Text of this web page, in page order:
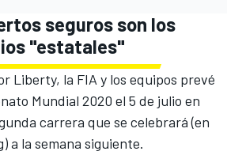
seguros son los
"estatales"
Liberty, la FIA y los equipos prevé
Mundial 2020 el 5 de julio en
carrera que se celebrará (en
a la semana siguiente.